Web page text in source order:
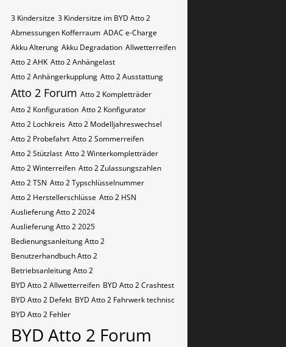
3 Kindersitze 3 Kindersitze im BYD Atto 2
Abmessungen Kofferraum ADAC e-Charge
Akku Alterung Akku Degradation Allwetterreifen
Atto 2 AHK Atto 2 Anhängelast
Atto 2 Anhängerkupplung Atto 2 Ausstattung
Atto 2 Forum Atto 2 Kompletträder
Atto 2 Konfiguration Atto 2 Konfigurator
Atto 2 Lochkreis Atto 2 Modelljahreswechsel
Atto 2 Probefahrt Atto 2 Sommerreifen
Atto 2 Stützlast Atto 2 Winterkompletträder
Atto 2 Winterreifen Atto 2 Zulassungszahlen
Atto 2​​​​ TSN Atto 2​​​​ Typschlüsselnummer
Atto 2​​​​​ Herstellerschlüsse Atto 2​​​​​ HSN
Auslieferung Atto 2 2024
Auslieferung Atto 2 2025
Bedienungsanleitung Atto 2
Benutzerhandbuch Atto 2
Betriebsanleitung Atto 2
BYD Atto 2 Allwetterreifen BYD Atto 2 Crashtest
BYD Atto 2 Defekt BYD Atto 2 Fahrwerk technisc
BYD Atto 2 Fehler
BYD Atto 2 Forum